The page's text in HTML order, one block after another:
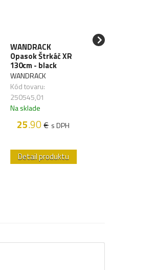
WANDRACK
Opasok Štrkáč XR
130cm - black
WANDRACK
Kód tovaru:
250545,01
Na sklade
25.90€ s DPH
Detail produktu